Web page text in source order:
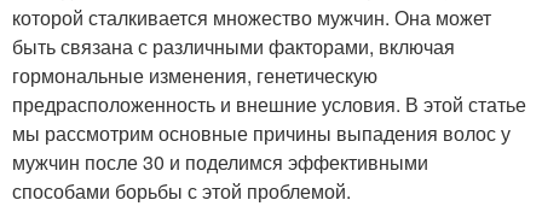
которой сталкивается множество мужчин. Она может
быть связана с различными факторами, включая
гормональные изменения, генетическую
предрасположенность и внешние условия. В этой статье
мы рассмотрим основные причины выпадения волос у
мужчин после 30 и поделимся эффективными
способами борьбы с этой проблемой.